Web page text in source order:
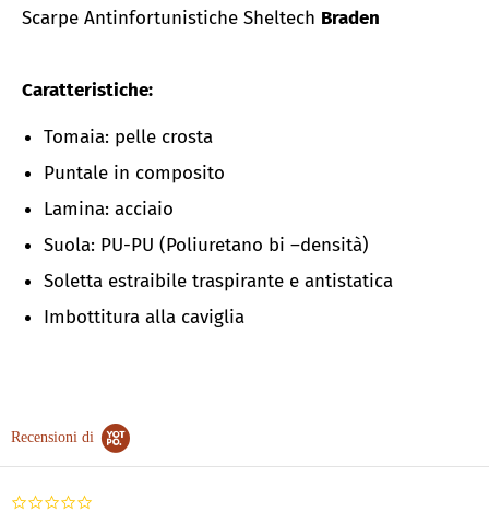
Scarpe Antinfortunistiche Sheltech Braden
Caratteristiche:
Tomaia: pelle crosta
Puntale in composito
Lamina: acciaio
Suola: PU-PU (Poliuretano bi –densità)
Soletta estraibile traspirante e antistatica
Imbottitura alla caviglia
Recensioni di